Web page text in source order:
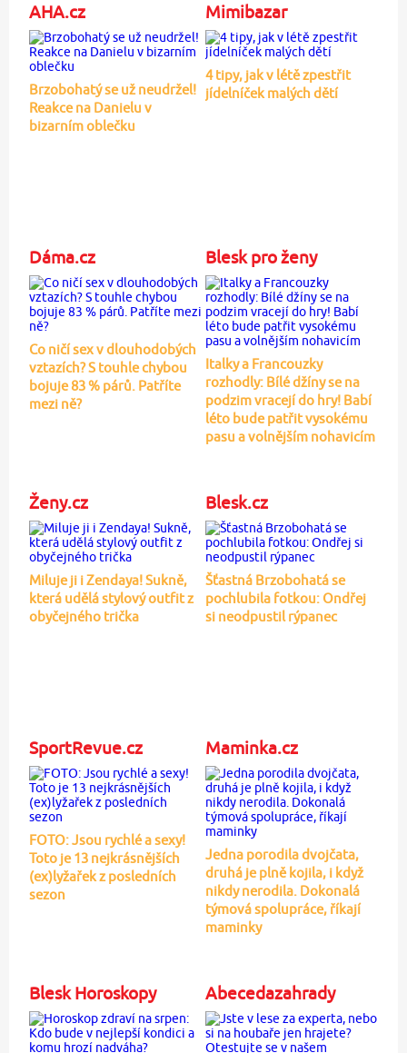
AHA.cz
Brzobohatý se už neudržel!
Reakce na Danielu v
bizarním oblečku
Mimibazar
4 tipy, jak v létě zpestřit
jídelníček malých dětí
Dáma.cz
Co ničí sex v dlouhodobých
vztazích? S touhle chybou
bojuje 83 % párů. Patříte
mezi ně?
Blesk pro ženy
Italky a Francouzky
rozhodly: Bílé džíny se na
podzim vracejí do hry! Babí
léto bude patřit vysokému
pasu a volnějším nohavicím
Ženy.cz
Miluje ji i Zendaya! Sukně,
která udělá stylový outfit z
obyčejného trička
Blesk.cz
Šťastná Brzobohatá se
pochlubila fotkou: Ondřej
si neodpustil rýpanec
SportRevue.cz
FOTO: Jsou rychlé a sexy!
Toto je 13 nejkrásnějších
(ex)lyžařek z posledních
sezon
Maminka.cz
Jedna porodila dvojčata,
druhá je plně kojila, i když
nikdy nerodila. Dokonalá
týmová spolupráce, říkají
maminky
Blesk Horoskopy Abecedazahrady